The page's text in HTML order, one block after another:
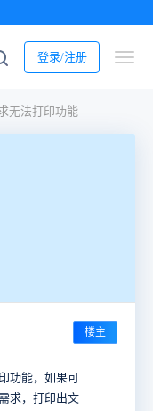
登录/注册
无法打印功能
楼主
功能，如果可
求，打印出文